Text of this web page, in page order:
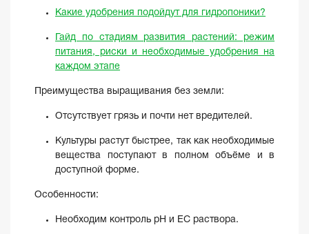
Какие удобрения подойдут для гидропоники?
Гайд по стадиям развития растений: режим
питания, риски и необходимые удобрения на
каждом этапе
Преимущества выращивания без земли:
Отсутствует грязь и почти нет вредителей.
Культуры растут быстрее, так как необходимые
вещества поступают в полном объёме и в
доступной форме.
Особенности:
Необходим контроль pH и EC раствора.